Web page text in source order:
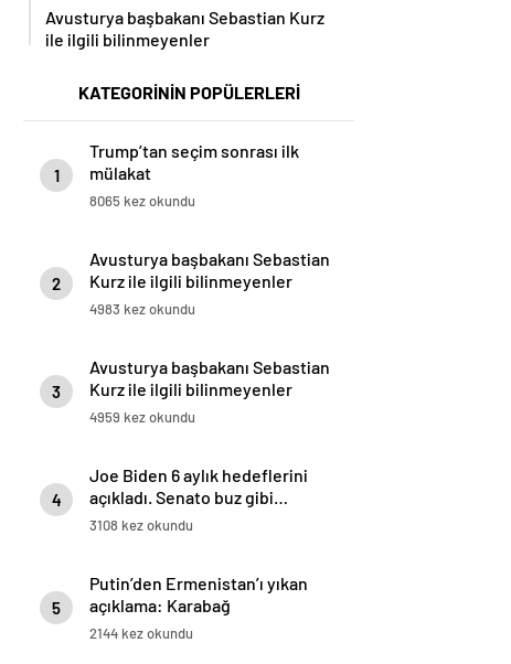
Avusturya başbakanı Sebastian Kurz
ile ilgili bilinmeyenler
KATEGORİNİN POPÜLERLERİ
1
Trump’tan seçim sonrası ilk
mülakat
8065 kez okundu
2
Avusturya başbakanı Sebastian
Kurz ile ilgili bilinmeyenler
4983 kez okundu
3
Avusturya başbakanı Sebastian
Kurz ile ilgili bilinmeyenler
4959 kez okundu
4
Joe Biden 6 aylık hedeflerini
açıkladı. Senato buz gibi…
3108 kez okundu
5
Putin’den Ermenistan’ı yıkan
açıklama: Karabağ
Azerbaycan’ın ayrılmaz bir
2144 kez okundu